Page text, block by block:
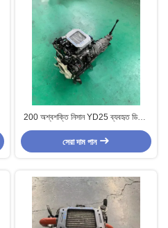
200 অশ্বশক্তি নিসান YD25 ব্যবহৃত ডিজেল
ইঞ্জিন জন্য পিকআপ ট্রাক জিপ ফার্ম যানবাহন
সেরা দাম পান